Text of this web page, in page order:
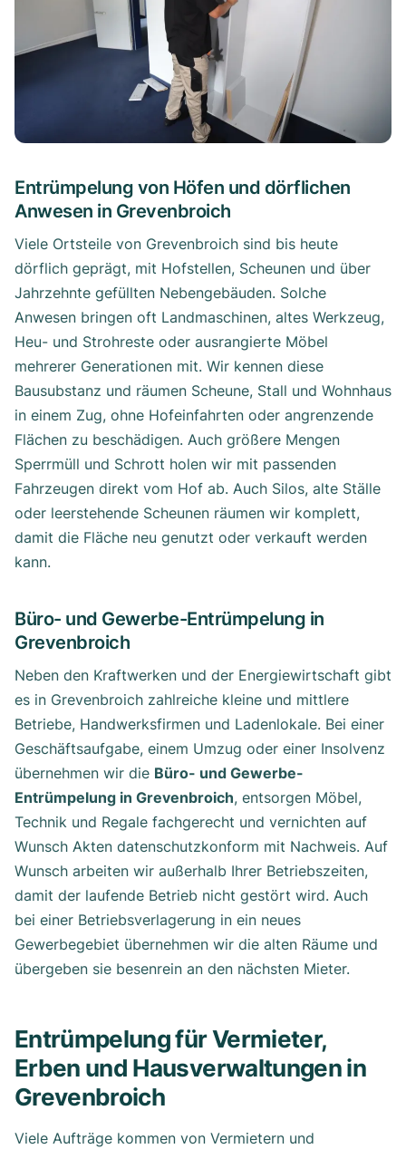
Entrümpelung von Höfen und dörflichen
Anwesen in Grevenbroich
Viele Ortsteile von Grevenbroich sind bis heute
dörflich geprägt, mit Hofstellen, Scheunen und über
Jahrzehnte gefüllten Nebengebäuden. Solche
Anwesen bringen oft Landmaschinen, altes Werkzeug,
Heu- und Strohreste oder ausrangierte Möbel
mehrerer Generationen mit. Wir kennen diese
Bausubstanz und räumen Scheune, Stall und Wohnhaus
in einem Zug, ohne Hofeinfahrten oder angrenzende
Flächen zu beschädigen. Auch größere Mengen
Sperrmüll und Schrott holen wir mit passenden
Fahrzeugen direkt vom Hof ab. Auch Silos, alte Ställe
oder leerstehende Scheunen räumen wir komplett,
damit die Fläche neu genutzt oder verkauft werden
kann.
Büro- und Gewerbe-Entrümpelung in
Grevenbroich
Neben den Kraftwerken und der Energiewirtschaft gibt
es in Grevenbroich zahlreiche kleine und mittlere
Betriebe, Handwerksfirmen und Ladenlokale. Bei einer
Geschäftsaufgabe, einem Umzug oder einer Insolvenz
übernehmen wir die Büro- und Gewerbe-
Entrümpelung in Grevenbroich, entsorgen Möbel,
Technik und Regale fachgerecht und vernichten auf
Wunsch Akten datenschutzkonform mit Nachweis. Auf
Wunsch arbeiten wir außerhalb Ihrer Betriebszeiten,
damit der laufende Betrieb nicht gestört wird. Auch
bei einer Betriebsverlagerung in ein neues
Gewerbegebiet übernehmen wir die alten Räume und
übergeben sie besenrein an den nächsten Mieter.
Entrümpelung für Vermieter,
Erben und Hausverwaltungen in
Grevenbroich
Viele Aufträge kommen von Vermietern und